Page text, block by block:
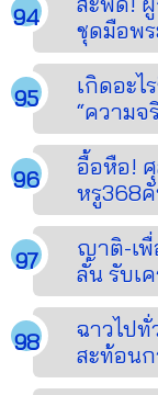
ชุดมือพ
เกิดอะ
“ความจ
อื้อหือ!
หรู368
ญาติ-เพื่
ลั่น รับเ
ฉาวไป
สะท้อน